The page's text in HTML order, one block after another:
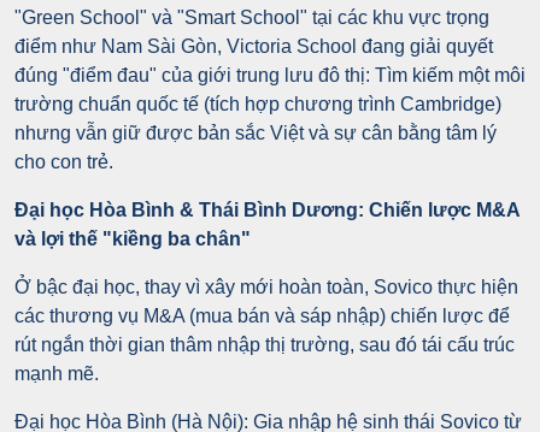
"Green School" và "Smart School" tại các khu vực trọng
điểm như Nam Sài Gòn, Victoria School đang giải quyết
đúng "điểm đau" của giới trung lưu đô thị: Tìm kiếm một môi
trường chuẩn quốc tế (tích hợp chương trình Cambridge)
nhưng vẫn giữ được bản sắc Việt và sự cân bằng tâm lý
cho con trẻ.
Đại học Hòa Bình & Thái Bình Dương: Chiến lược M&A
và lợi thế "kiềng ba chân"
Ở bậc đại học, thay vì xây mới hoàn toàn, Sovico thực hiện
các thương vụ M&A (mua bán và sáp nhập) chiến lược để
rút ngắn thời gian thâm nhập thị trường, sau đó tái cấu trúc
mạnh mẽ.
Đại học Hòa Bình (Hà Nội): Gia nhập hệ sinh thái Sovico từ